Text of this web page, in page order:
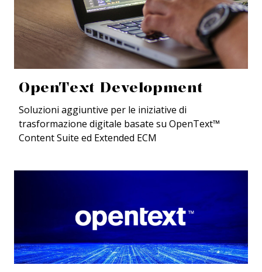
OpenText Development
Soluzioni aggiuntive per le iniziative di
trasformazione digitale basate su OpenText™
Content Suite ed Extended ECM